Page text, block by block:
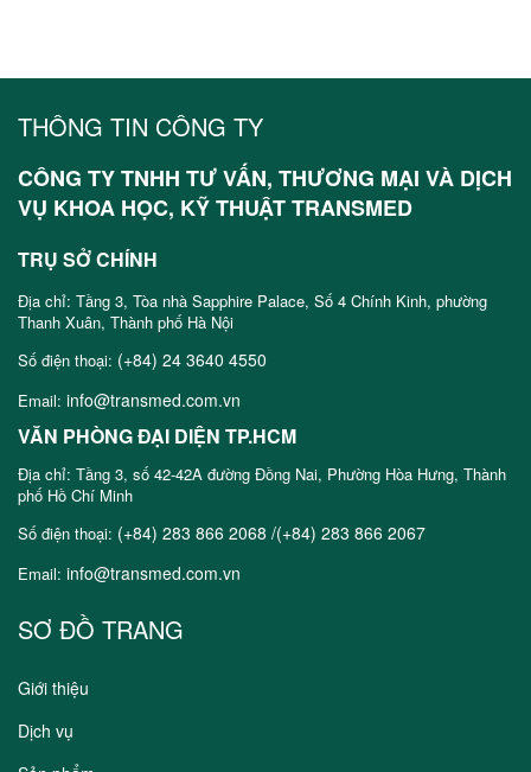
THÔNG TIN CÔNG TY
CÔNG TY TNHH TƯ VẤN, THƯƠNG MẠI VÀ DỊCH
VỤ KHOA HỌC, KỸ THUẬT TRANSMED
TRỤ SỞ CHÍNH
Địa chỉ: Tầng 3, Tòa nhà Sapphire Palace, Số 4 Chính Kinh, phường
Thanh Xuân, Thành phố Hà Nội
Số điện thoại: (+84) 24 3640 4550
Email: info@transmed.com.vn
VĂN PHÒNG ĐẠI DIỆN TP.HCM
Địa chỉ: Tầng 3, số 42-42A đường Đồng Nai, Phường Hòa Hưng, Thành
phố Hồ Chí Minh
Số điện thoại: (+84) 283 866 2068 /(+84) 283 866 2067
Email: info@transmed.com.vn
SƠ ĐỒ TRANG
Giới thiệu
Dịch vụ